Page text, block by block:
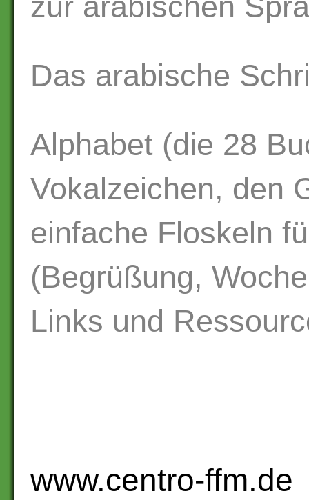
Das arabische
Alphabet (die 28
Vokalzeichen, den
einfache Floskeln
(Begrüßung,
Links und
www.centro-ffm.de